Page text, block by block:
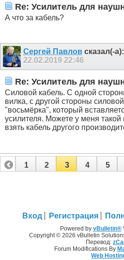
Re: Усилитель для
А что за кабель?
Сергей Павловсказал(-а):
22.02.2019 22:46
Re: Усилитель для
Силовой кабель. С одной
вилка, с другой стороны
"восьмёрка", который
усилителя. Можете у меня такой
взять кабель другого
1 2 3 4 5
Вход Регистрация
Powered by vBulletin®
Copyright © 2026 vBulletin
Перевод:
Forum Modifications By
Web